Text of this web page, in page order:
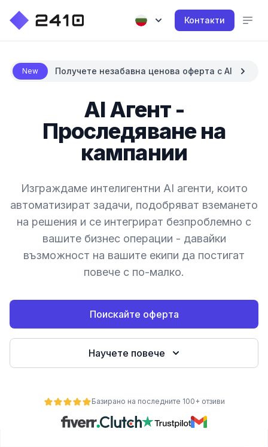
Контакти
New Получете незабавна ценова оферта с AI
AI Агент -
Проследяване на
кампании
Изграждаме интелигентни AI агенти, които
автоматизират задачи, подобряват вземането
на решения и се интегрират безпроблемно с
вашите бизнес операции - давайки
възможност на вашите екипи да постигат
повече с по-малко.
Поискайте оферта
Научете повече
Базирано на последните 100+ отзиви